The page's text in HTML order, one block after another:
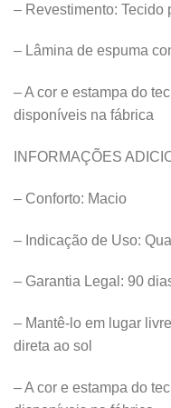
– Revestimento:
– Lâmina de espuma
– A cor e estampa do
disponíveis na fábrica
INFORMAÇÕES
– Conforto: Macio
– Indicação de Uso:
– Garantia Legal: 90
– Mantê-lo em lugar
direta ao sol
– A cor e estampa do